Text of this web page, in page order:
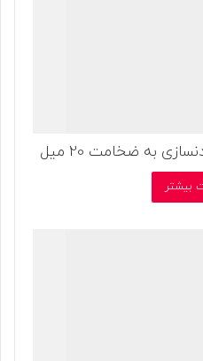
به ضخامت 20 میل
بیشتر